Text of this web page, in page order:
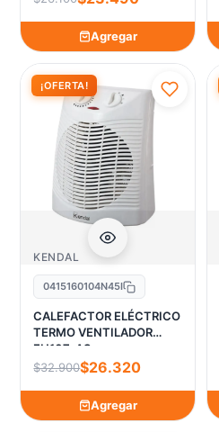
Agregar
¡OFERTA!
KENDAL
0415160104N45I
CALEFACTOR ELÉCTRICO
TERMO VENTILADOR
FH107-AS
$32.900$26.320
Agregar